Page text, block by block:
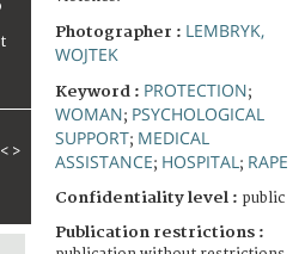
< >
Photographer : LEMBRYK,
WOJTEK
Keyword : PROTECTION;
WOMAN; PSYCHOLOGICAL
SUPPORT; MEDICAL
ASSISTANCE; HOSPITAL ; RAPE
Confidentiality level : public
Publication restrictions :